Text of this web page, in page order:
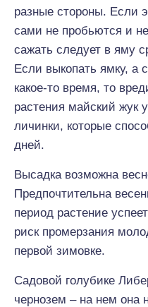
разные стороны. Если
сами не пробьются и
сажать следует в яму
Если выкопать ямку, а
какое-то время, то
растения майский жук
личинки, которые
дней.
Высадка возможна
Предпочтительна
период растение
риск промерзания
первой зимовке.
Садовой голубике
чернозем – на нем она